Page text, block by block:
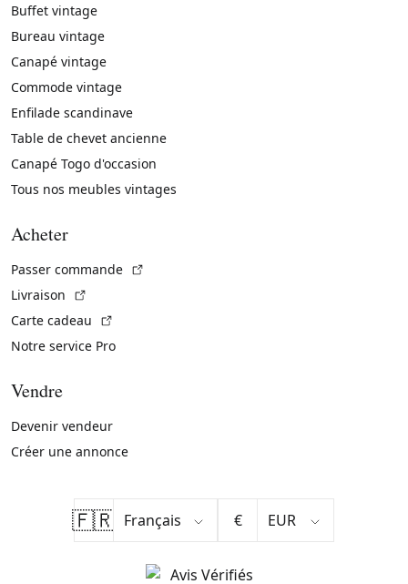
Buffet vintage
Bureau vintage
Canapé vintage
Commode vintage
Enfilade scandinave
Table de chevet ancienne
Canapé Togo d'occasion
Tous nos meubles vintages
Acheter
Passer commande
Livraison
Carte cadeau
Notre service Pro
Vendre
Devenir vendeur
Créer une annonce
🇫🇷 €